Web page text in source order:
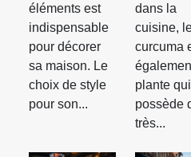
éléments est
indispensable
pour décorer
sa maison. Le
choix de style
pour son...
dans la
cuisine,
curcuma
plante qui
possède
très...